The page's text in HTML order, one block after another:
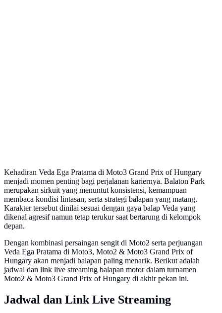
Kehadiran Veda Ega Pratama di Moto3 Grand Prix of Hungary
menjadi momen penting bagi perjalanan kariernya. Balaton Park
merupakan sirkuit yang menuntut konsistensi, kemampuan
membaca kondisi lintasan, serta strategi balapan yang matang.
Karakter tersebut dinilai sesuai dengan gaya balap Veda yang
dikenal agresif namun tetap terukur saat bertarung di kelompok
depan.
Dengan kombinasi persaingan sengit di Moto2 serta perjuangan
Veda Ega Pratama di Moto3, Moto2 & Moto3 Grand Prix of
Hungary akan menjadi balapan paling menarik. Berikut adalah
jadwal dan link live streaming balapan motor dalam turnamen
Moto2 & Moto3 Grand Prix of Hungary di akhir pekan ini.
Jadwal dan Link Live Streaming